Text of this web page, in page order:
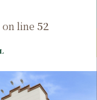
on line 52